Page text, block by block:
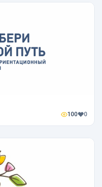
100 0